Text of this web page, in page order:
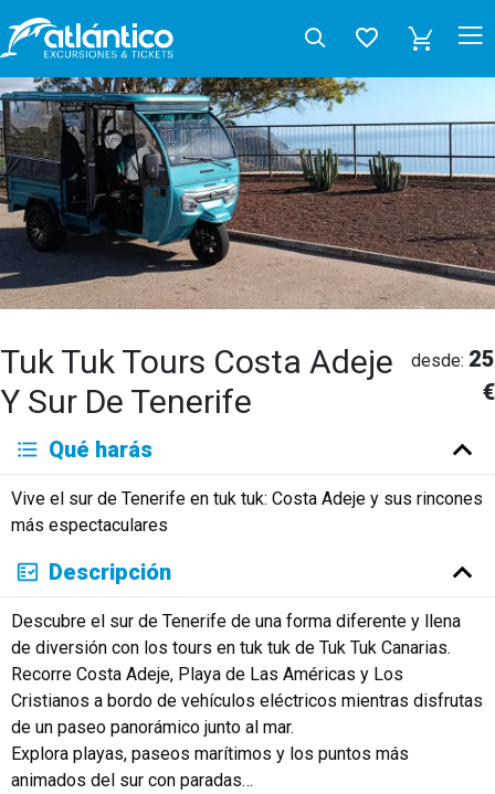
Tuk Tuk Tours Costa Adeje
Y Sur De Tenerife
desde: 25
€
Qué harás
Vive el sur de Tenerife en tuk tuk: Costa Adeje y sus rincones
más espectaculares
Descripción
Descubre el sur de Tenerife de una forma diferente y llena
de diversión con los tours en tuk tuk de Tuk Tuk Canarias.
Recorre Costa Adeje, Playa de Las Américas y Los
Cristianos a bordo de vehículos eléctricos mientras disfrutas
de un paseo panorámico junto al mar.
Explora playas, paseos marítimos y los puntos más
animados del sur con paradas…